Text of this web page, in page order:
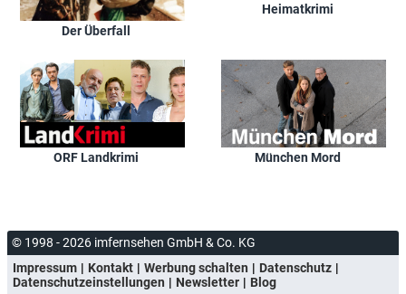
Der Überfall
Heimatkrimi
ORF Landkrimi München Mord
© 1998 - 2026 imfernsehen GmbH & Co. KG
Impressum
Kontakt Werbung schalten
Datenschutz
Datenschutzeinstellungen
Newsletter
Blog